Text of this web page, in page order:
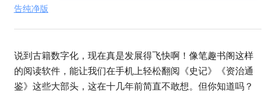
告纯净版
说到古籍数字化，现在真是发展得飞快啊！像笔趣书阁这样
的阅读软件，能让我们在手机上轻松翻阅《史记》《资治通
鉴》这些大部头，这在十几年前简直不敢想。但你知道吗？